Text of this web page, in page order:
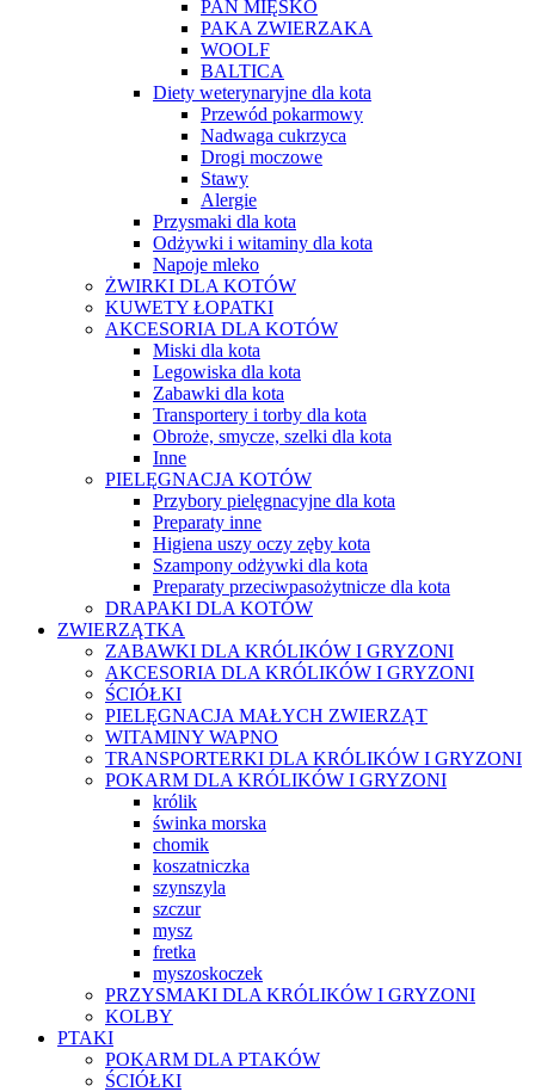
PAN MIĘSKO
PAKA ZWIERZAKA
WOOLF
BALTICA
Diety weterynaryjne dla kota
Przewód pokarmowy
Nadwaga cukrzyca
Drogi moczowe
Stawy
Alergie
Przysmaki dla kota
Odżywki i witaminy dla kota
Napoje mleko
ŻWIRKI DLA KOTÓW
KUWETY ŁOPATKI
AKCESORIA DLA KOTÓW
Miski dla kota
Legowiska dla kota
Zabawki dla kota
Transportery i torby dla kota
Obroże, smycze, szelki dla kota
Inne
PIELĘGNACJA KOTÓW
Przybory pielęgnacyjne dla kota
Preparaty inne
Higiena uszy oczy zęby kota
Szampony odżywki dla kota
Preparaty przeciwpasożytnicze dla kota
DRAPAKI DLA KOTÓW
ZWIERZĄTKA
ZABAWKI DLA KRÓLIKÓW I GRYZONI
AKCESORIA DLA KRÓLIKÓW I GRYZONI
ŚCIÓŁKI
PIELĘGNACJA MAŁYCH ZWIERZĄT
WITAMINY WAPNO
TRANSPORTERKI DLA KRÓLIKÓW I GRYZONI
POKARM DLA KRÓLIKÓW I GRYZONI
królik
świnka morska
chomik
koszatniczka
szynszyla
szczur
mysz
fretka
myszoskoczek
PRZYSMAKI DLA KRÓLIKÓW I GRYZONI
KOLBY
PTAKI
POKARM DLA PTAKÓW
ŚCIÓŁKI